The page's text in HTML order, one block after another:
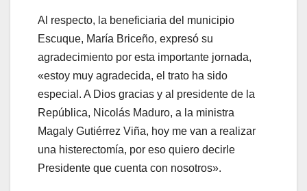
Al respecto, la beneficiaria del municipio
Escuque, María Briceño, expresó su
agradecimiento por esta importante jornada,
«estoy muy agradecida, el trato ha sido
especial. A Dios gracias y al presidente de la
República, Nicolás Maduro, a la ministra
Magaly Gutiérrez Viña, hoy me van a realizar
una histerectomía, por eso quiero decirle
Presidente que cuenta con nosotros».